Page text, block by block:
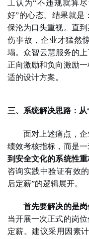
工认为“不违规就算
好”的心态。结果就是
保沦为口头重视。直
伤事故，企业才猛然
塌。众智云慧服务的
正向激励和负向激励
适的设计方案。
三、系统解决思路：从
面对上述痛点，
绩效考核指标，而是一
到安全文化的系统性重
咨询实践中验证有效
后定薪”的逻辑展开。
首先要解决的是
当开展一次正式的岗
定薪。建议采用因素